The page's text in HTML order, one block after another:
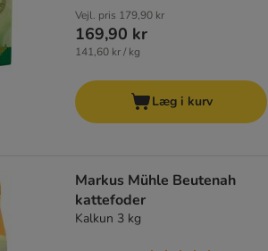
Vejl. pris 179,90 kr
169,90 kr
141,60 kr / kg
Læg i kurv
Markus Mühle Beutenah
kattefoder
Kalkun 3 kg